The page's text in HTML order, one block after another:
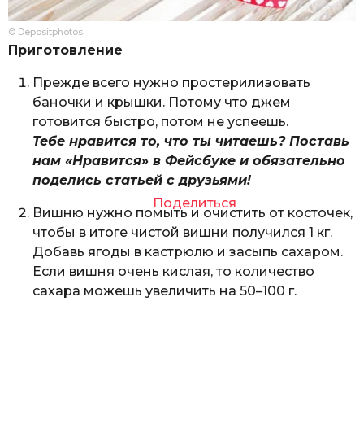
© Depositphotos
Приготовление
Прежде всего нужно простерилизовать
баночки и крышки. Потому что джем
готовится быстро, потом не успеешь.
Тебе нравится то, что ты читаешь? Поставь
нам «Нравится» в Фейсбуке и обязательно
поделись статьей с друзьями!
Поделиться
Вишню нужно помыть и очистить от косточек,
чтобы в итоге чистой вишни получился 1 кг.
Добавь ягоды в кастрюлю и засыпь сахаром.
Если вишня очень кислая, то количество
сахара можешь увеличить на 50–100 г.